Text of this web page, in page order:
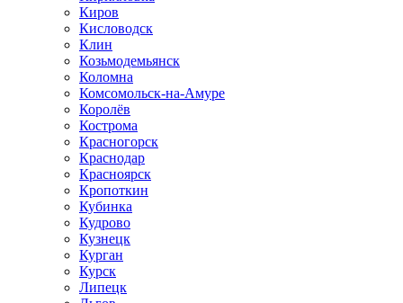
Киров
Кисловодск
Клин
Козьмодемьянск
Коломна
Комсомольск-на-Амуре
Королёв
Кострома
Красногорск
Краснодар
Красноярск
Кропоткин
Кубинка
Кудрово
Кузнецк
Курган
Курск
Липецк